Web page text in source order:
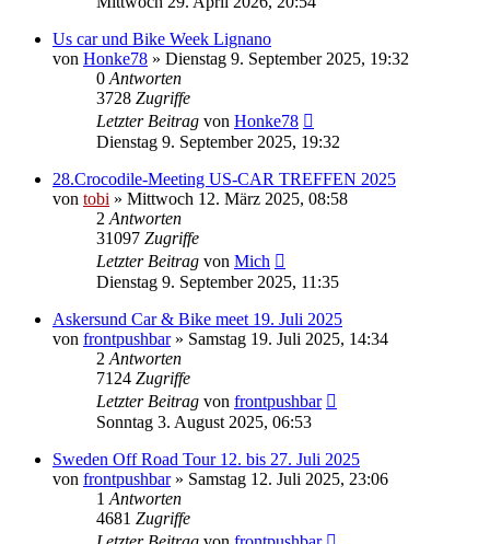
Us car und Bike Week Lignano
von Honke78 » Dienstag 9. September 2025, 19:32
0 Antworten
3728 Zugriffe
Letzter Beitrag von Honke78
Dienstag 9. September 2025, 19:32
28.Crocodile-Meeting US-CAR TREFFEN 2025
von tobi » Mittwoch 12. März 2025, 08:58
2 Antworten
31097 Zugriffe
Letzter Beitrag von Mich
Dienstag 9. September 2025, 11:35
Askersund Car & Bike meet 19. Juli 2025
von frontpushbar» Samstag 19. Juli 2025, 14:34
2 Antworten
7124 Zugriffe
Letzter Beitrag von frontpushbar
Sonntag 3. August 2025, 06:53
Sweden Off Road Tour 12. bis 27. Juli 2025
von frontpushbar» Samstag 12. Juli 2025, 23:06
1 Antworten
4681 Zugriffe